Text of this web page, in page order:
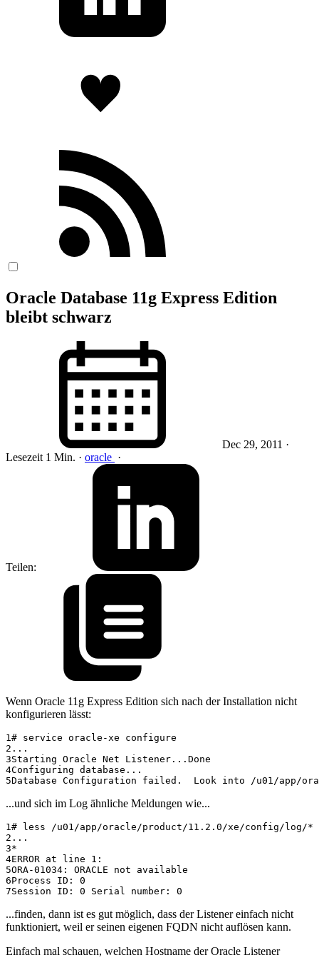
Oracle Database 11g Express Edition
bleibt schwarz
Dec 29, 2011 ·
Lesezeit 1 Min. · oracle ·
Teilen:
Wenn Oracle 11g Express Edition sich nach der Installation nicht
konfigurieren lässt:
1
2
3
4
5
...und sich im Log ähnliche Meldungen wie...
1
2
3
4
5
6
7
...finden, dann ist es gut möglich, dass der Listener einfach nicht
funktioniert, weil er seinen eigenen FQDN nicht auflösen kann.
Einfach mal schauen, welchen Hostname der Oracle Listener